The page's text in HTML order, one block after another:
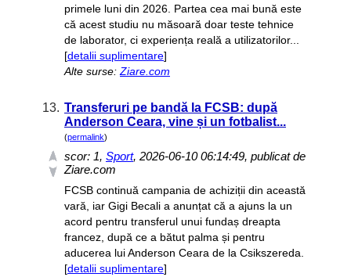
primele luni din 2026. Partea cea mai bună este
că acest studiu nu măsoară doar teste tehnice
de laborator, ci experiența reală a utilizatorilor...
[detalii suplimentare]
Alte surse: Ziare.com
13. Transferuri pe bandă la FCSB: după
Anderson Ceara, vine și un fotbalist...
(permalink)
scor: 1, Sport, 2026-06-10 06:14:49, publicat de
Ziare.com
FCSB continuă campania de achiziții din această
vară, iar Gigi Becali a anunțat că a ajuns la un
acord pentru transferul unui fundaș dreapta
francez, după ce a bătut palma și pentru
aducerea lui Anderson Ceara de la Csikszereda.
[detalii suplimentare]